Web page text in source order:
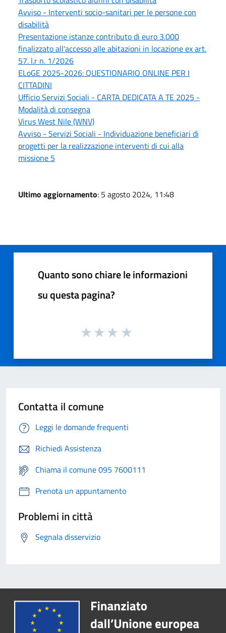
Avviso - Interventi socio-sanitari per le persone con
disabilità
Presentazione istanze contributo di euro 3.000
finalizzato all'accesso alle abitazioni in locazione ex art.
57. l.r n. 1/2026
ELoGE 2025-2026: QUESTIONARIO ONLINE PER I
CITTADINI
Ufficio Servizi Sociali - CARTA DEDICATA A TE 2025 -
Modalità di consegna
Virus West Nile (WNV)
Avviso - Servizi Sociali - Individuazione beneficiari di
progetti per la realizzazione interventi di cui alla
missione 5
Ultimo aggiornamento: 5 agosto 2024, 11:48
Quanto sono chiare le informazioni
su questa pagina?
Contatta il comune
Leggi le domande frequenti
Richiedi Assistenza
Chiama il comune 095 7600111
Prenota un appuntamento
Problemi in città
Segnala disservizio